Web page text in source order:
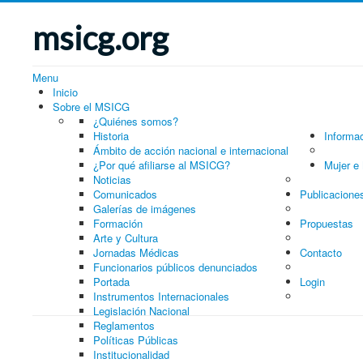
msicg.org
Menu
Inicio
Sobre el MSICG
¿Quiénes somos?
Historia
Ámbito de acción nacional e internacional
¿Por qué afiliarse al MSICG?
Noticias
Comunicados
Galerías de imágenes
Formación
Arte y Cultura
Jornadas Médicas
Funcionarios públicos denunciados
Mujer e
Portada
Instrumentos Internacionales
Legislación Nacional
Reglamentos
Políticas Públicas
Institucionalidad
Propuestas
Contacto
Login